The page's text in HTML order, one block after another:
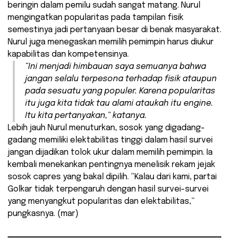
beringin dalam pemilu sudah sangat matang. Nurul
mengingatkan popularitas pada tampilan fisik
semestinya jadi pertanyaan besar di benak masyarakat.
Nurul juga menegaskan memilih pemimpin harus diukur
kapabilitas dan kompetensinya.
“Ini menjadi himbauan saya semuanya bahwa
jangan selalu terpesona terhadap fisik ataupun
pada sesuatu yang populer. Karena popularitas
itu juga kita tidak tau alami ataukah itu engine.
Itu kita pertanyakan,” katanya.
Lebih jauh Nurul menuturkan, sosok yang digadang-
gadang memiliki elektabilitas tinggi dalam hasil survei
jangan dijadikan tolok ukur dalam memilih pemimpin. Ia
kembali menekankan pentingnya menelisik rekam jejak
sosok capres yang bakal dipilih. “Kalau dari kami, partai
Golkar tidak terpengaruh dengan hasil survei-survei
yang menyangkut popularitas dan elektabilitas,”
pungkasnya. (mar)